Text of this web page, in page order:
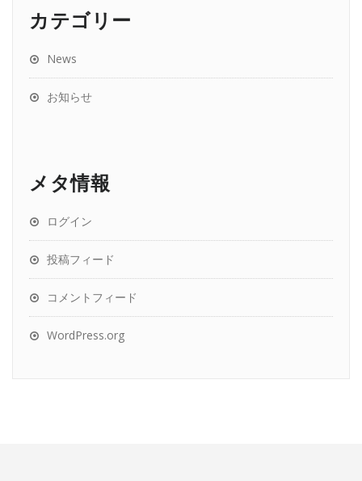
カテゴリー
News
お知らせ
メタ情報
ログイン
投稿フィード
コメントフィード
WordPress.org